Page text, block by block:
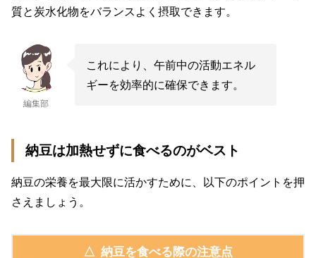
質と炭水化物をバランスよく摂取できます。
編集部
これにより、午前中の活動エネル
ギーを効率的に確保できます。
納豆は加熱せずに食べるのがベスト
納豆の栄養を最大限に活かすために、以下のポイントを押
さえましょう。
納豆を食べる際の注意点